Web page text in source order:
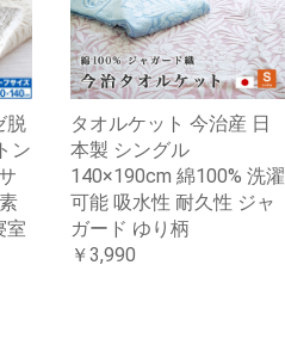
脱
ン
室
タオルケット 今治産 日
本製 シングル
140×190cm 綿100% 洗濯
可能 吸水性 耐久性 ジャ
ガード ゆり柄
￥3,990